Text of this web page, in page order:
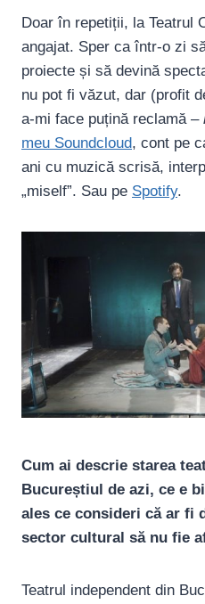
Doar în repetiții, la Teatrul
angajat. Sper ca într-o zi
proiecte și să devină
nu pot fi văzut, dar (profit
a-mi face puțină reclamă –
meu Soundcloud, cont pe
ani cu muzică scrisă,
„miself”. Sau pe Spotify.
Cum ai descrie starea
Bucureștiul de azi, ce e
ales ce consideri că ar fi
sector cultural să nu fie
Teatrul independent din